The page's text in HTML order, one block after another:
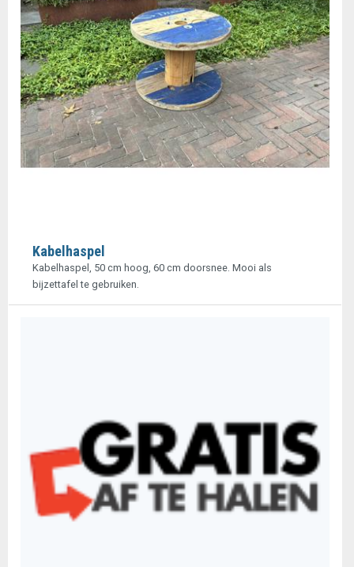
Kabelhaspel
Kabelhaspel, 50 cm hoog, 60 cm doorsnee. Mooi als
bijzettafel te gebruiken.